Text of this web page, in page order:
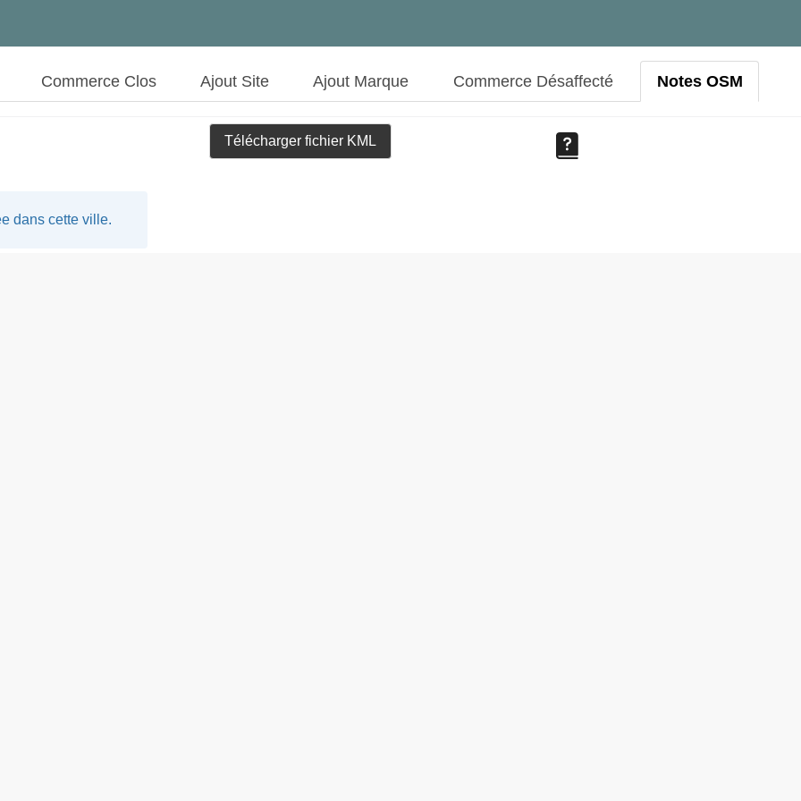
Commerce Clos Ajout Site Ajout Marque Commerce Désaffecté Notes OSM
Télécharger fichier KML
dans cette ville.